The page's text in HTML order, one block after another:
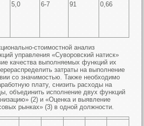
5,0 6-7 91 0,66
стоимостной анализ
управления «Суворовский натиск»
качества выполняемых функций их
затраты на выполнение
со значимостью. Также необходимо
плату, снизить расходы на
объединить исполнение двух функций
(2) и «Оценка и выявление
рынках» (3) в одной должности.